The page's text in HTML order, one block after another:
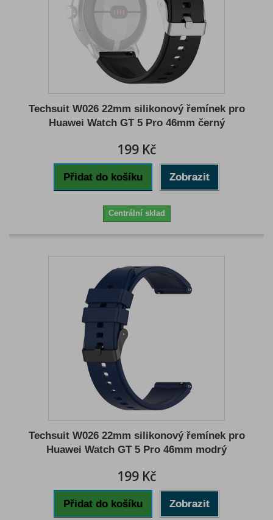
Techsuit W026 22mm silikonový řemínek pro
Huawei Watch GT 5 Pro 46mm černý
199 Kč
Přidat do košíku Zobrazit
Centrální sklad
Techsuit W026 22mm silikonový řemínek pro
Huawei Watch GT 5 Pro 46mm modrý
199 Kč
Přidat do košíku Zobrazit